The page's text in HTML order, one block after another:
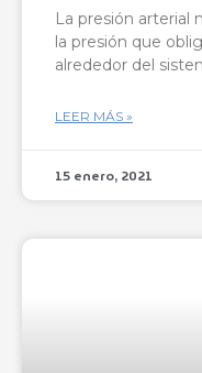
La presión arterial
la presión que
alrededor del
LEER MÁS »
15 enero, 2021